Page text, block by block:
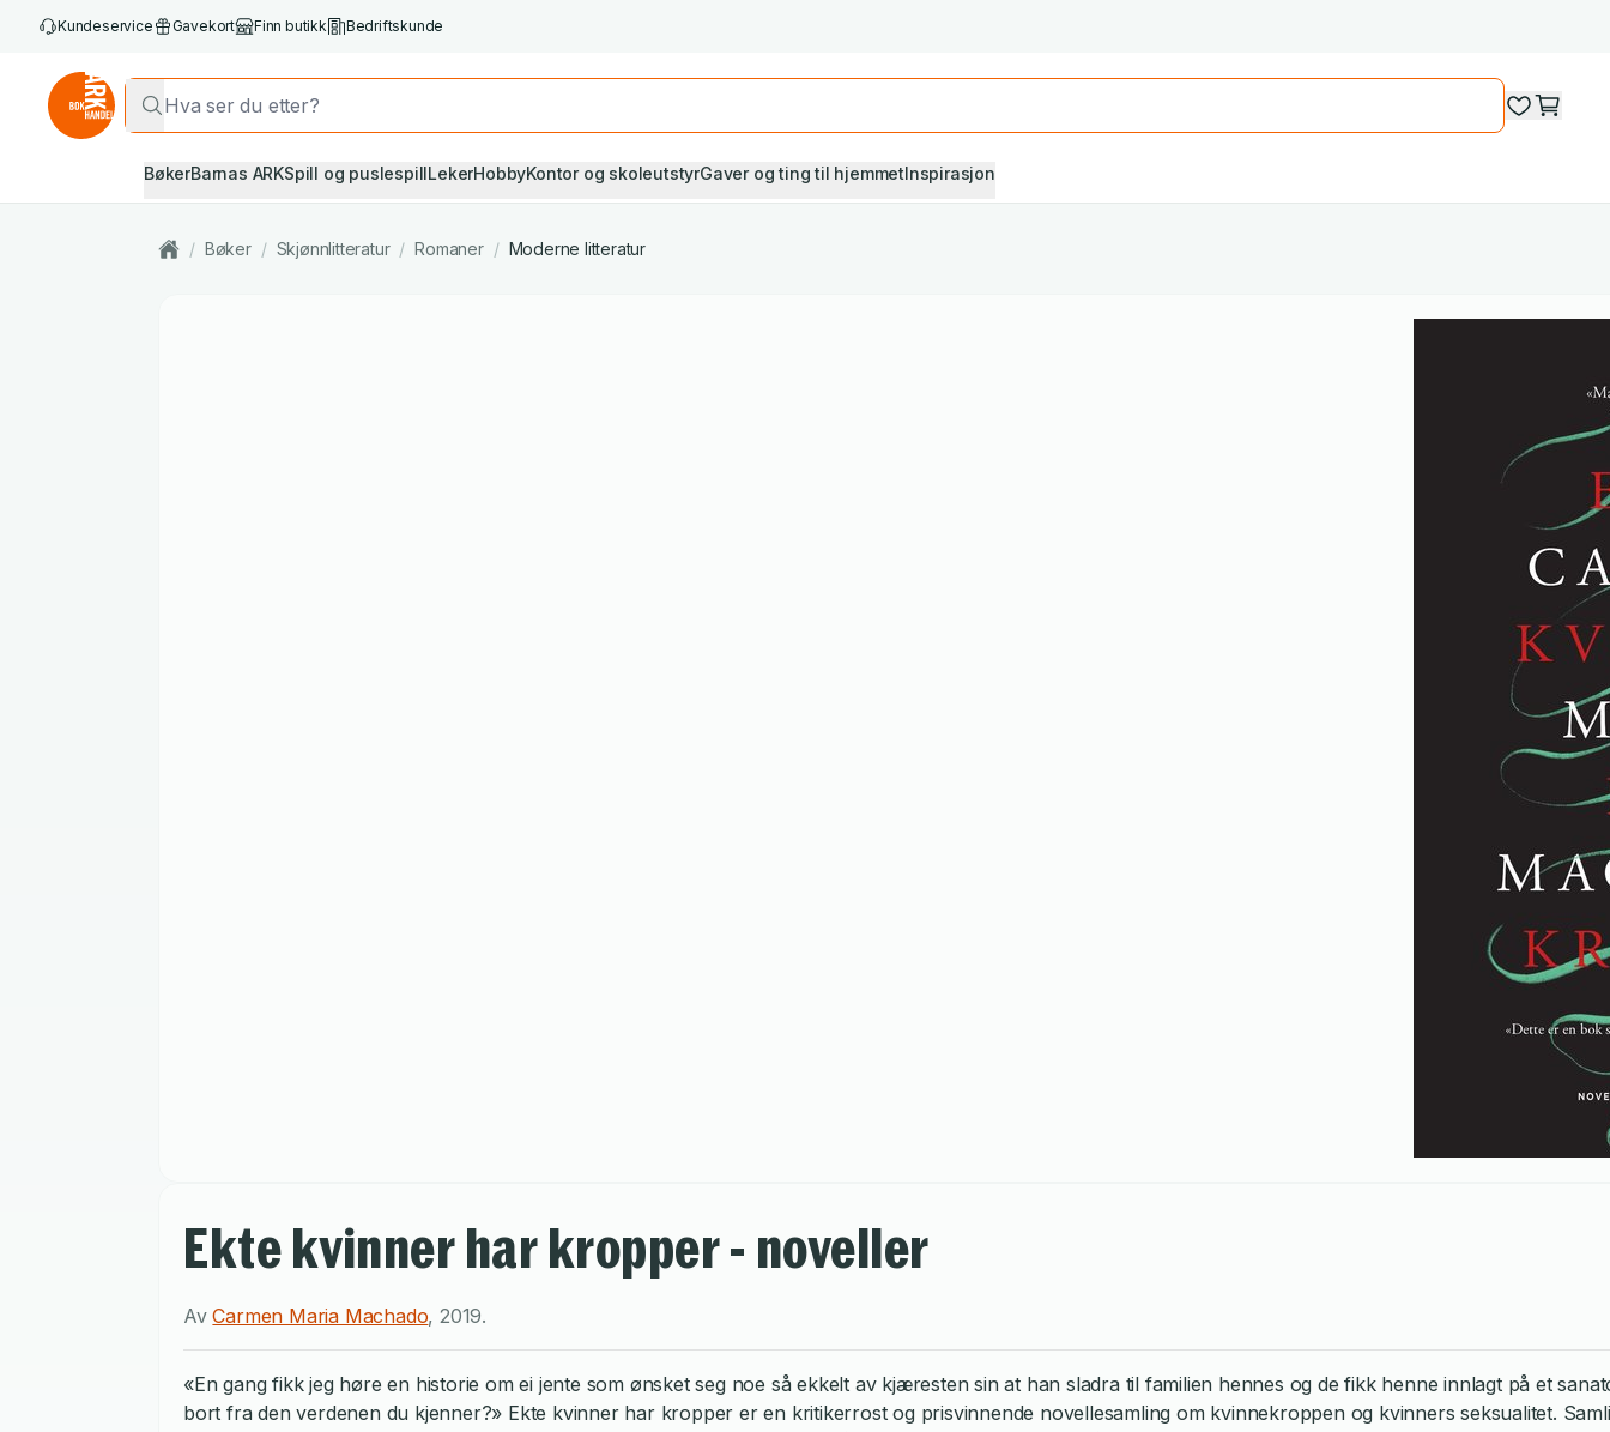
Kundeservice Gavekort Finn butikk Bedriftskunde
BøkerBarnas ARKSpill og puslespillLekerHobbyKontor og skoleutstyrGaver og ting til hjemmetInspirasjon
/ Bøker / Skjønnlitteratur / Romaner / Moderne litteratur
Ekte kvinner har kropper - noveller
AvCarmen Maria Machado,2019.
«En gang fikk jeg høre en historie om ei jente som ønsket seg noe så ekkelt av kjæresten sin at han sladra til familien hennes og de fikk henne innlagt på et
bort fra den verdenen du kjenner?» Ekte kvinner har kropper er en kritikerrost og prisvinnende novellesamling om kvinnekroppen og kvinners seksualitet.